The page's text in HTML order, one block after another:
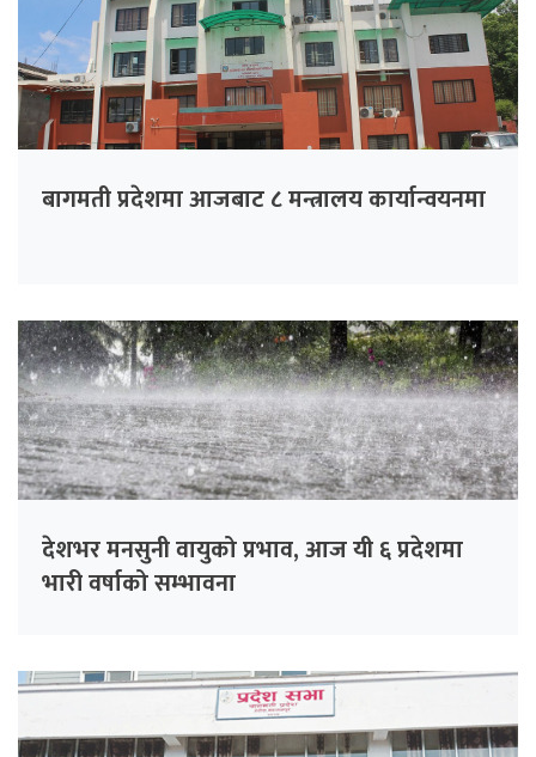
बागमती प्रदेशमा आजबाट ८ मन्त्रालय कार्यान्वयनमा
देशभर मनसुनी वायुको प्रभाव, आज यी ६ प्रदेशमा
भारी वर्षाको सम्भावना